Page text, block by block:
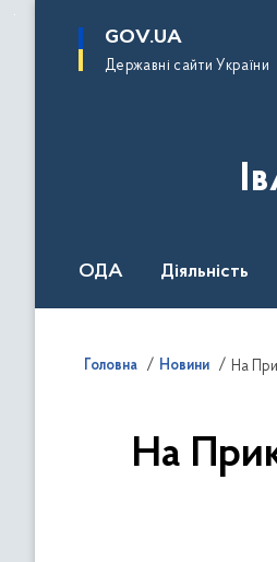
основного
GOV.UA
Державні сайти України
ОДА Діяльність
Головна Новини На
На